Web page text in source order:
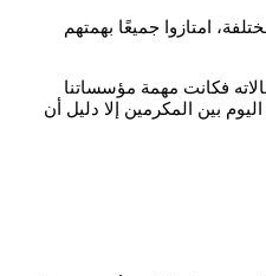
امتازوا جميعًا بهمتهم
فكانت مهمة مؤسساتنا
بين المكرمين إلا دليل أن